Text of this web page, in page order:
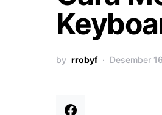
by rrobyf Desember